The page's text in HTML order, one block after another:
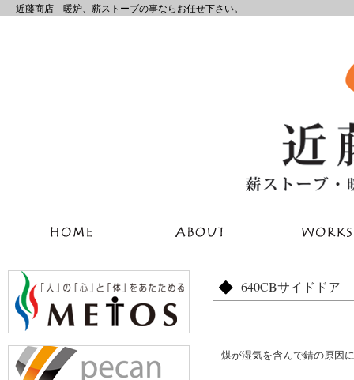
近藤商店 暖炉、薪ストーブの事ならお任せ下さい。
640CBサイドドア
煤が湿気を含んで錆の原因